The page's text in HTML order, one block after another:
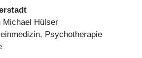
Michael Hülser
Psychotherapie